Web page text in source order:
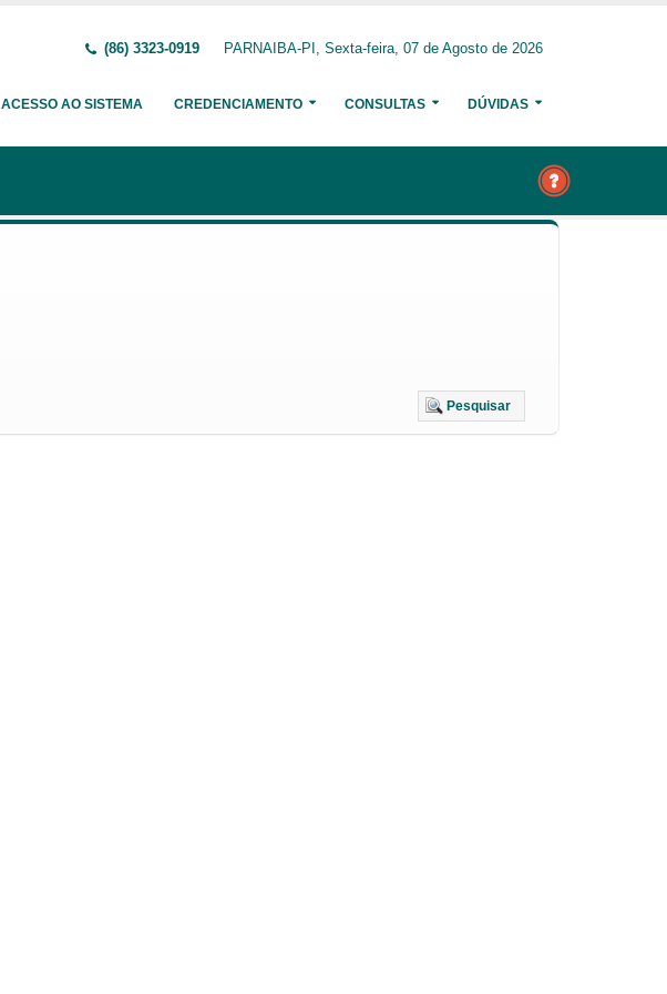
(86) 3323-0919 PARNAIBA-PI, Sexta-feira, 07 de Agosto de 2026
ACESSO AO SISTEMA CREDENCIAMENTO CONSULTAS DÚVIDAS
Pesquisar